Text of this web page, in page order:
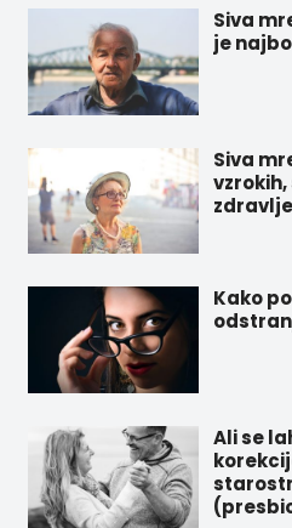
Siva
je
Siva
Kako
Ali se